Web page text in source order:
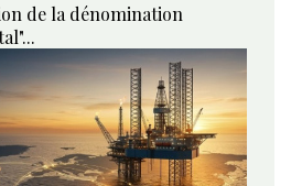
de la dénomination